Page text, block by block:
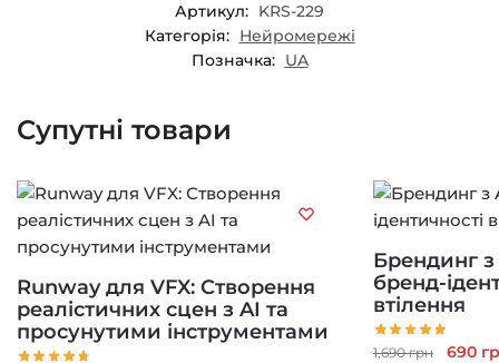
Артикул: KRS-229
Категорія: Нейромережі
Позначка: UA
Супутні товари
Runway для VFX: Створення
реалістичних сцен з AI та
просунутими інструментами
Брендинг
бренд-
втілення
1,690грн 690